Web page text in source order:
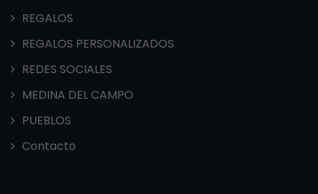
REGALOS
REGALOS PERSONALIZADOS
REDES SOCIALES
MEDINA DEL CAMPO
PUEBLOS
Contacto